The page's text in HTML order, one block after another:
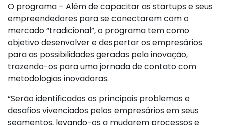
O programa – Além de capacitar as startups e seus
empreendedores para se conectarem com o
mercado “tradicional”, o programa tem como
objetivo desenvolver e despertar os empresários
para as possibilidades geradas pela inovação,
trazendo-os para uma jornada de contato com
metodologias inovadoras.
“Serão identificados os principais problemas e
desafios vivenciados pelos empresários em seus
segmentos, levando-os a mudarem processos e